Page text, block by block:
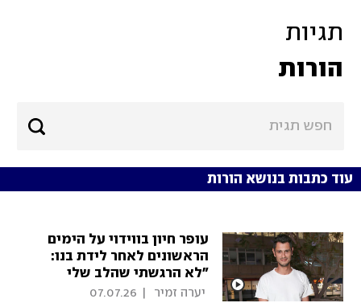
תגיות
הורות
עוד כתבות בנושא הורות
עופר חיון בווידוי על הימים
הראשונים לאחר לידת בנו:
"לא הרגשתי שהלב שלי
מתפוצץ"
יערה זמיר 07.07.26